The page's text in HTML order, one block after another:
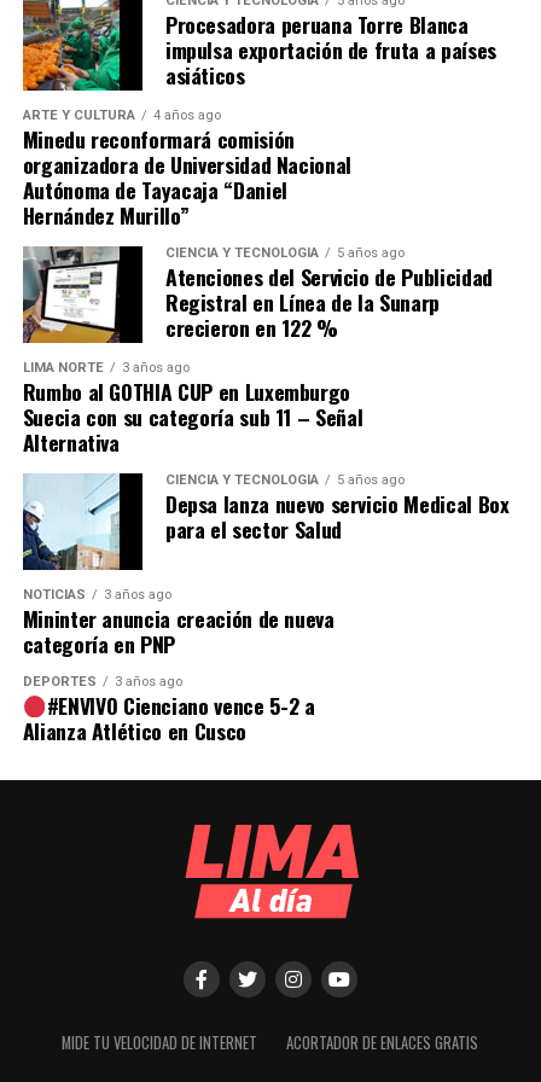
ante Los Chankas, sino buscar que Alianza Lima no se les
escape.
Source link
Comparte esto:
Procesadora peruana Torre Blanca
impulsa exportación de fruta a países
asiáticos
ARTE Y CULTURA 4 años ago
Minedu reconformará comisión
organizadora de Universidad Nacional
Autónoma de Tayacaja “Daniel
Hernández Murillo”
CIENCIA Y TECNOLOGÍA 5 años ago
Atenciones del Servicio de Publicidad
Registral en Línea de la Sunarp
crecieron en 122 %
LIMA NORTE 3 años ago
Rumbo al GOTHIA CUP en Luxemburgo
Suecia con su categoría sub 11 – Señal
Alternativa
CIENCIA Y TECNOLOGÍA 5 años ago
Depsa lanza nuevo servicio Medical Box
para el sector Salud
NOTICIAS 3 años ago
Mininter anuncia creación de nueva
categoría en PNP
DEPORTES 3 años ago
#ENVIVO Cienciano vence 5-2 a
Alianza Atlético en Cusco
MIDE TU VELOCIDAD DE INTERNET ACORTADOR DE ENLACES GRATIS